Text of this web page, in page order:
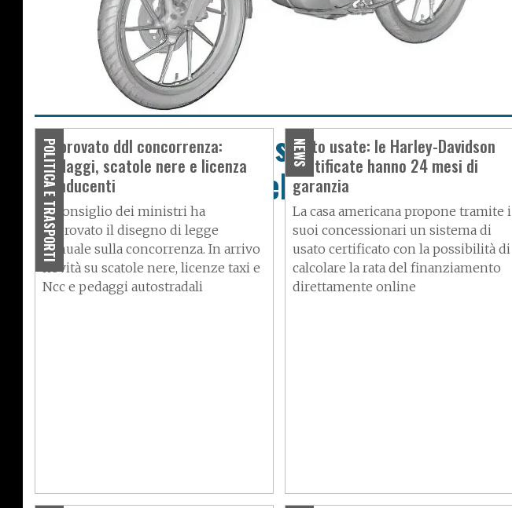
Royal Enfield sta sviluppando la
“pulce volante” elettrica
POLITICA E TRASPORTI
Approvato ddl concorrenza:
pedaggi, scatole nere e licenza
conducenti
Il Consiglio dei ministri ha
approvato il disegno di legge
annuale sulla concorrenza. In arrivo
novità su scatole nere, licenze taxi e
Ncc e pedaggi autostradali
NEWS
Moto usate: le Harley-Davidson
certificate hanno 24 mesi di
garanzia
La casa americana propone tramite i
suoi concessionari un sistema di
usato certificato con la possibilità di
calcolare la rata del finanziamento
direttamente online